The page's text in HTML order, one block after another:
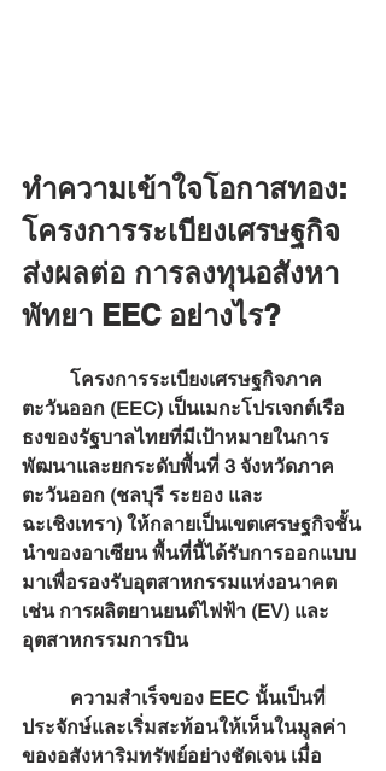
ทำความเข้าใจโอกาสทอง:
โครงการระเบียงเศรษฐกิจ
ส่งผลต่อ การลงทุนอสังหา
พัทยา EEC อย่างไร?
ตะวันออก (EEC) เป็นเมกะโปรเจกต์เรือ
ธงของรัฐบาลไทยที่มีเป้าหมายในการ
พัฒนาและยกระดับพื้นที่ 3 จังหวัดภาค
ตะวันออก (ชลบุรี ระยอง และ
ฉะเชิงเทรา) ให้กลายเป็นเขตเศรษฐกิจชั้น
นำของอาเซียน พื้นที่นี้ได้รับการออกแบบ
มาเพื่อรองรับอุตสาหกรรมแห่งอนาคต
เช่น การผลิตยานยนต์ไฟฟ้า (EV) และ
อุตสาหกรรมการบิน
ประจักษ์และเริ่มสะท้อนให้เห็นในมูลค่า
ของอสังหาริมทรัพย์อย่างชัดเจน เมื่อ